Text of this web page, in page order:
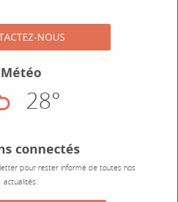
NOUS
Météo
Nuageux
28°
connectés
pour rester informé de toutes nos
actualités.